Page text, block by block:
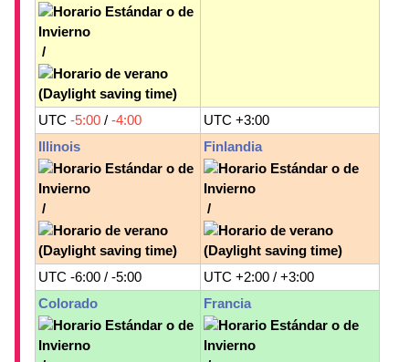
/
UTC -5:00 / -4:00
UTC +3:00
Illinois
/
Finlandia
/
UTC -6:00 / -5:00
UTC +2:00 / +3:00
Colorado
Francia